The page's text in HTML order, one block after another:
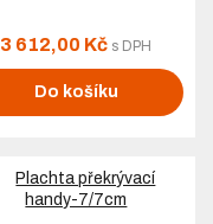
3 612,00 Kč s DPH
Do košíku